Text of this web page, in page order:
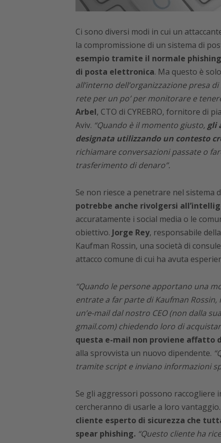
Ci sono diversi modi in cui un
la compromissione di un sistema di
esempio tramite il normale
di posta elettronica. Ma questo è
all’interno dell’organizzazione presa
rete per un po’ per monitorare e
Arbel, CTO di CYREBRO, fornitore di
Aviv. “Quando è il momento giusto, gli
designata utilizzando un contesto
richiamare conversazioni passate o
trasferimento di denaro”.
Se non riesce a penetrare nel
potrebbe anche rivolgersi
accuratamente i social media o le
obiettivo. Jorge Rey, responsabile
Kaufman Rossin, una società di
attacco comune di cui ha avuta
“Quando le persone apportano una
entrate a far parte di Kaufman
un’e-mail dal nostro CEO (non dalla
gmail.com) chiedendo loro di
questa e-mail non proviene affatto
alla sprovvista un nuovo dipendente.
tramite script e inviano informazioni
Se gli aggressori possono
cercheranno di usarle a loro
cliente esperto di sicurezza che
spear phishing. “Questo cliente ha